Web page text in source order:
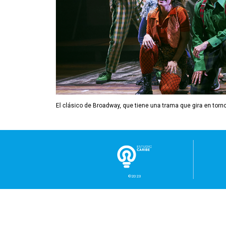
El clásico de Broadway, que tiene una trama que gira en
©2023